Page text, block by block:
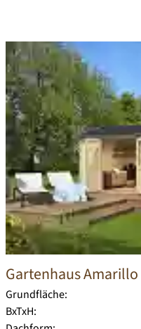
Gartenhaus Amarillo
Grundfläche:
BxTxH: